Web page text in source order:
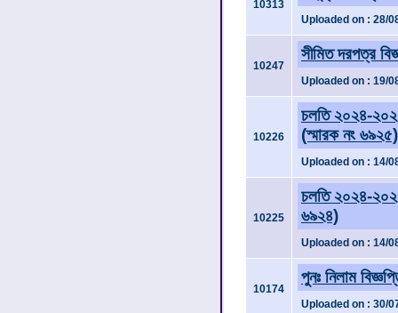
10313
Uploaded on : 28/
10247
সীমিত দরপত্র
Uploaded on : 19/
10226
চলতি ২০২৪-
(স্মারক নং ৬৯২৫)
Uploaded on : 14/
10225
চলতি ২০২৪-
৬৯২৪)
Uploaded on : 14/
10174
পুনঃ নিলাম
Uploaded on : 30/